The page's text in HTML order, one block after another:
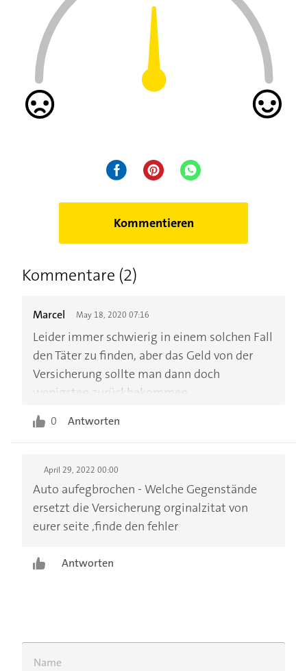
Kommentieren
Kommentare (2)
Marcel May 18, 2020 07:16
Leider immer schwierig in einem solchen Fall
den Täter zu finden, aber das Geld von der
Versicherung sollte man dann doch
wenigsten zurückbekommen.
0 Antworten
April 29, 2022 00:00
Auto aufegbrochen - Welche Gegenstände
ersetzt die Versicherung orginalzitat von
eurer seite ,finde den fehler
Antworten
Name